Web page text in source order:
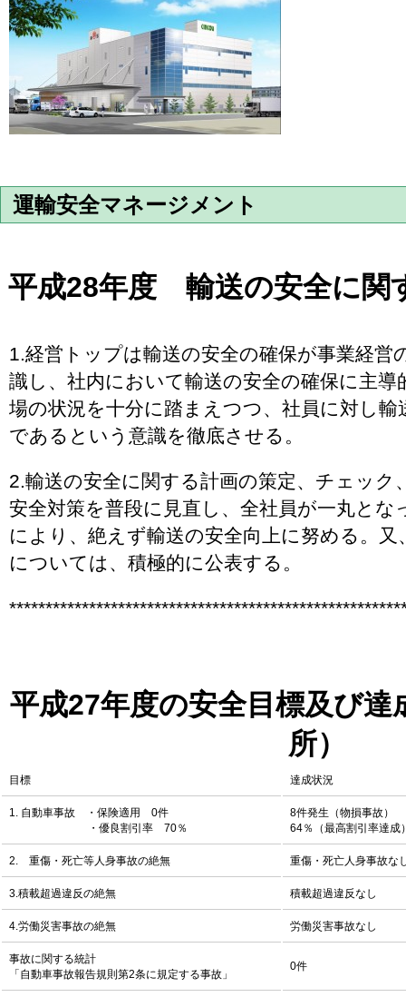
運輸安全マネージメント
平成28年度 輸送の安全に関
1.経営トップは輸送の安全の確保が事業経営
識し、社内において輸送の安全の確保に主導
場の状況を十分に踏まえつつ、社員に対し
であるという意識を徹底させる。
2.輸送の安全に関する計画の策定、チェック
安全対策を普段に見直し、全社員が一丸と
により、絶えず輸送の安全向上に努める。
については、積極的に公表する。
平成27年度の安全目標及び達
所）
目標 達成状況
1. 自動車事故 ・保険適用 0件
・優良割引率 70％
8件発生（物損事故）
64％（最高割引率達成
2. 重傷・死亡等人身事故の絶無 重傷・死亡人身事故な
3.積載超過違反の絶無 積載超過違反なし
4.労働災害事故の絶無 労働災害事故なし
事故に関する統計
「自動車事故報告規則第2条に規定する事故」
0件